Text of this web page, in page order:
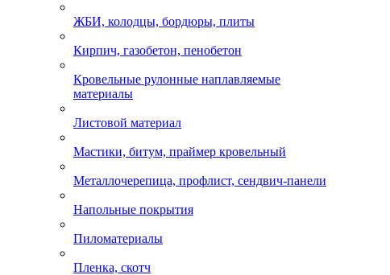
ЖБИ, колодцы, бордюры, плиты
Кирпич, газобетон, пенобетон
Кровельные рулонные наплавляемые
материалы
Листовой материал
Мастики, битум, праймер кровельный
Металлочерепица, профлист, сендвич-панели
Напольные покрытия
Пиломатериалы
Пленка, скотч